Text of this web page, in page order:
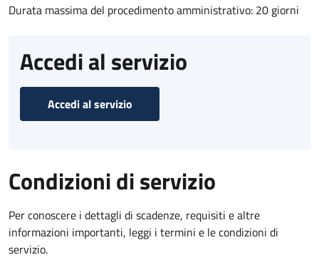
Durata massima del procedimento amministrativo: 20 giorni
Accedi al servizio
Accedi al servizio
Condizioni di servizio
Per conoscere i dettagli di scadenze, requisiti e altre
informazioni importanti, leggi i termini e le condizioni di
servizio.